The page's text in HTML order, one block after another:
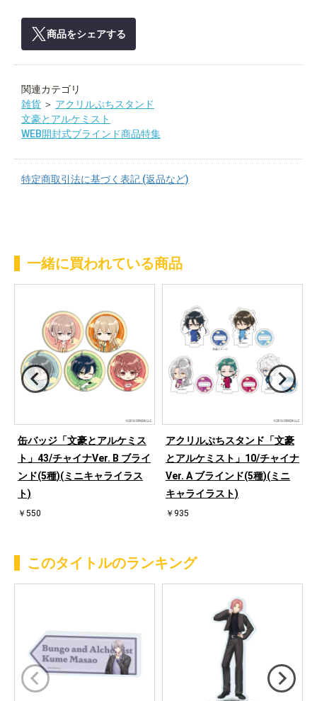
商品をシェアする
関連カテゴリ
雑貨 ＞ アクリルぷちスタンド
文豪とアルケミスト
WEB開封式ブラインド商品特集
特定商取引法に基づく表記 (返品など)
一緒に買われている商品
缶バッジ「文豪とアルケミス
ト」43/チャイナVer. B ブライ
ンド(5種)(ミニキャライラス
ト)
￥550
アクリルぷちスタンド「文豪
とアルケミスト」10/チャイナ
Ver. A ブラインド(5種)(ミニ
キャライラスト)
￥935
このタイトルのランキング